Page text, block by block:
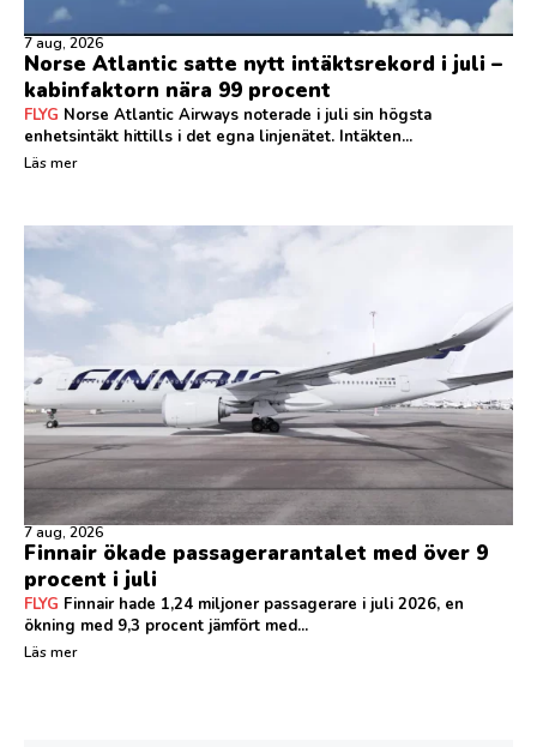
7 aug, 2026
Norse Atlantic satte nytt intäktsrekord i juli –
kabinfaktorn nära 99 procent
FLYG Norse Atlantic Airways noterade i juli sin högsta
enhetsintäkt hittills i det egna linjenätet. Intäkten...
Läs mer
7 aug, 2026
Finnair ökade passagerarantalet med över 9
procent i juli
FLYG Finnair hade 1,24 miljoner passagerare i juli 2026, en
ökning med 9,3 procent jämfört med...
Läs mer